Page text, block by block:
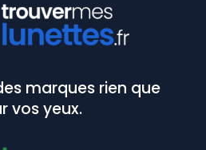
marques rien que
vos yeux.